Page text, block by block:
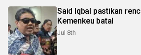
Said Iqbal pastikan
Kemenkeu batal
Jul 8th